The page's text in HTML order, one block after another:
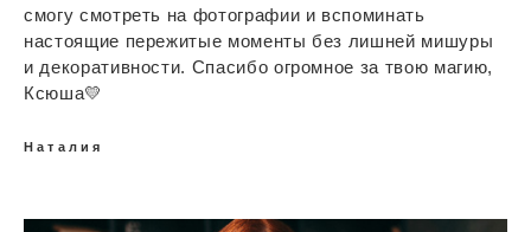
смогу смотреть на фотографии и вспоминать
настоящие пережитые моменты без лишней мишуры
и декоративности. Спасибо огромное за твою магию,
Ксюша💛
Наталия